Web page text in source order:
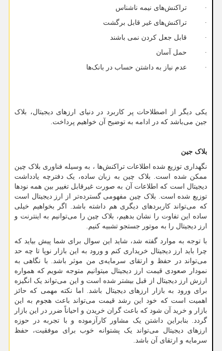
· تراکنش‌های نیمه ناشناس
· تراکنش‌های غیر قابل برگشت
· قابل جعل کردن نمی باشند
· حمل آسان
· عدم نیاز به داشتن حساب در بانک‌ها
یکی دیگر از اصطلاحات پر کاربرد در دنیای ارزهای دیجیتال، بلاک
جین می‌باشد که در ادامه به توضیح آن خواهیم پرداخت.
بلاک جین
نگهداری توزیع شده اطلاعات تراکنش‌ها ، به وسیله فناوری بلاک چین
ممکن شده است. بلاک چین به زبان ساده، یک دفترچه یادداشت
دیجیتال است که اطلاعات آن به صورت غیرقابل تغییر بین همه نودها
توزیع شده است. بلاک چین مفهومی گسترده‌تر از ارز دیجیتال است
که می‌تواند کاربردهای دیگری هم داشته باشد. اگر بخواهیم خیلی
ساده این تفاوت را نشان بدهیم، بلاک چین را می‌توانیم به اینترنت و
ارز دیجیتال را به موتور جستجو تشبیه کنیم.
با توجه به موارد گفته شد، شاید این سوال برای شما پیش بیاید که
چرا باید ارز دیجیتال خریداری کنم و ورود به این بازار نوپا تا چه حد
می‌تواند در حفظ و ارتقای سرمایه‌ی من موثر باشد. با نگاهی به
نمودار صعودی قیمت ارز دیجیتال میتوانیم متوجه شویم که همواره
ارزش ارز دیجیتال از قبل بیشتر شده است و این می‌تواند یک انگیزه
برای ورود به بازار ارزهای دیجیتال باشد. اما نکته مهمی ‌که حائز
اهمیت است که خود این رشد قیمت می‌تواند باعث هجوم به این
بازار و خرید آن شود که باعث گران خریدن و احیاناً ضرر در این بازار
گردد. بنابراین داشتن یک مشاور کارآزموده و با تجربه در حوزه
ارزهای دیجیتال می‌تواند یک پشتوانه خوب برای موفقیت، حفظ
سرمایه و ارتقای آن باشد.